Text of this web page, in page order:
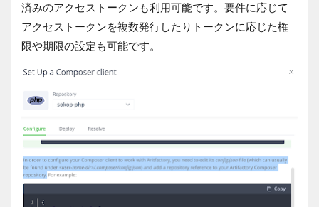
済みのアクセストークンも利用可能です。要件に応じて
アクセストークンを複数発行したりトークンに応じた権
限や期限の設定も可能です。